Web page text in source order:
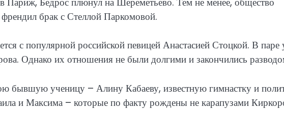
брак с Стеллой Паркомовой.
с популярной российской певицей Анастасией Стоцкой. В паре
Однако их отношения не были долгими и закончились
бывшую ученицу – Алину Кабаеву, известную гимнастку и
и Максима – которые по факту рождены не карапузами